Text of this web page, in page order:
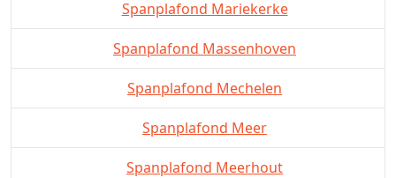
Spanplafond Mariekerke
Spanplafond Massenhoven
Spanplafond Mechelen
Spanplafond Meer
Spanplafond Meerhout